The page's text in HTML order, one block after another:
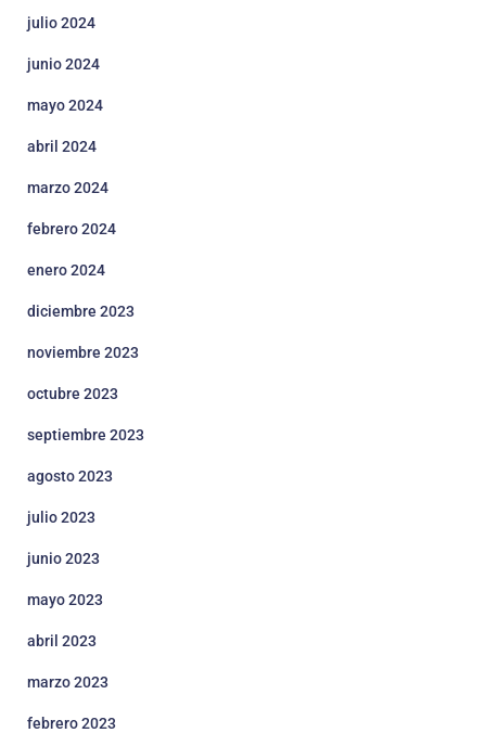
julio 2024
junio 2024
mayo 2024
abril 2024
marzo 2024
febrero 2024
enero 2024
diciembre 2023
noviembre 2023
octubre 2023
septiembre 2023
agosto 2023
julio 2023
junio 2023
mayo 2023
abril 2023
marzo 2023
febrero 2023